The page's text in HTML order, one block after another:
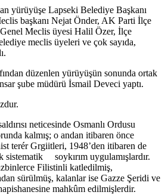
yürüyüşe Lapseki Belediye Başkanı
başkanı Nejat Önder, AK Parti İlçe
Meclis üyesi Halil Özer, İlçe
meclis üyeleri ve çok sayıda,
düzenlen yürüyüşün sonunda ortak
şube müdürü İsmail Deveci yaptı.
neticesinde Osmanlı Ordusu
kalmış; o andan itibaren önce
terér Grgiitleri, 1948’den itibaren de
soykırım uygulamışlardır.
Filistinli katledilmiş,
sürülmüş, kalanlar ise Gazze Şeridi ve
mahkûm edilmişlerdir.